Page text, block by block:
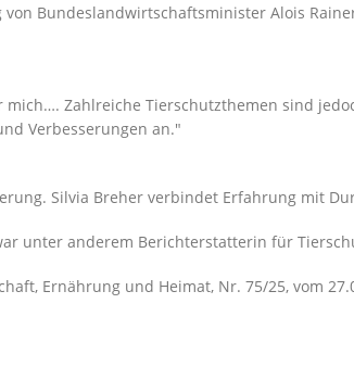
Bundeslandwirtschaftsminister Alois
Zahlreiche Tierschutzthemen sind
Verbesserungen an.
Silvia Breher verbindet Erfahrung mit
unter anderem Berichterstatterin für
Ernährung und Heimat, Nr. 75/25, vom